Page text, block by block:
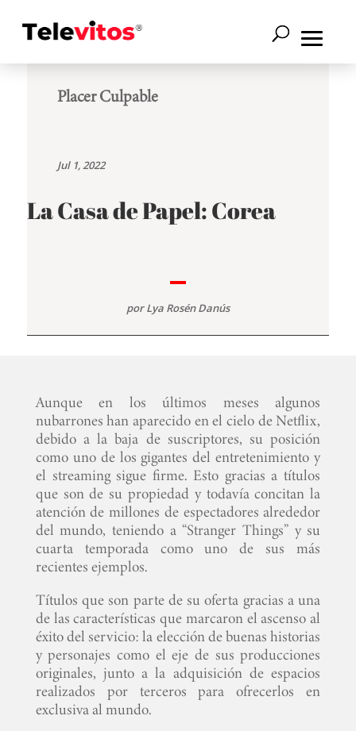
Placer Culpable
Jul 1, 2022
La Casa de Papel: Corea
porLya Rosén Danús
Aunque en los últimos meses algunos
nubarrones han aparecido en el cielo de Netflix,
debido a la baja de suscriptores, su posición
como uno de los gigantes del entretenimiento y
el streaming sigue firme. Esto gracias a títulos
que son de su propiedad y todavía concitan la
atención de millones de espectadores alrededor
del mundo, teniendo a “Stranger Things” y su
cuarta temporada como uno de sus más
recientes ejemplos.
Títulos que son parte de su oferta gracias a una
de las características que marcaron el ascenso al
éxito del servicio: la elección de buenas historias
y personajes como el eje de sus producciones
originales, junto a la adquisición de espacios
realizados por terceros para ofrecerlos en
exclusiva al mundo.